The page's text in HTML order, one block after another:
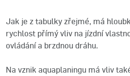
Jak je z tabulky zřejmé, má
rychlost přímý vliv na jízdní
ovládání a brzdnou dráhu.
Na vznik aquaplaningu má vliv